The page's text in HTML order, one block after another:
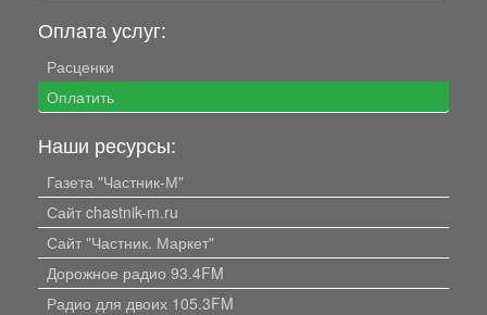
Оплата услуг:
Расценки
Оплатить
Наши ресурсы:
Газета "Частник-М"
Сайт chastnik-m.ru
Сайт "Частник. Маркет"
Дорожное радио 93.4FM
Радио для двоих 105.3FM